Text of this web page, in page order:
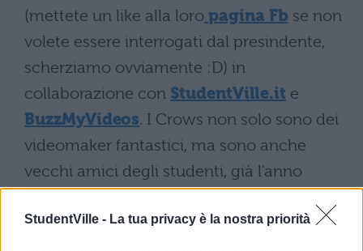
StudentVille - La tua privacy è la nostra priorità
(mettete un like alla loro pagina Fb se non
volete essere interrogati dal presindente,
scherziamo ovviamente :D) in
collaborazione con StudentVille.it e
BuzzMyVideos. I Crows non solo sono dei
videomaker fantastici, ma sono anche
vecchi amici degli studenti, già l'anno
mila maturandi, che ne dalla maturità ne